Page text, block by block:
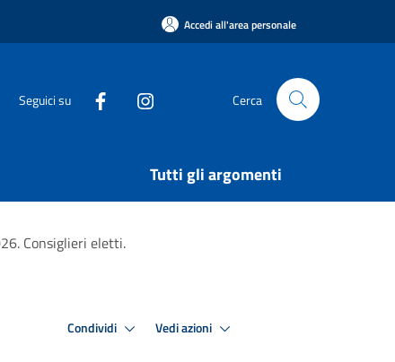
Accedi all'area personale
Seguici su Cerca
Tutti gli argomenti
Consiglieri eletti.
Condividi Vedi azioni